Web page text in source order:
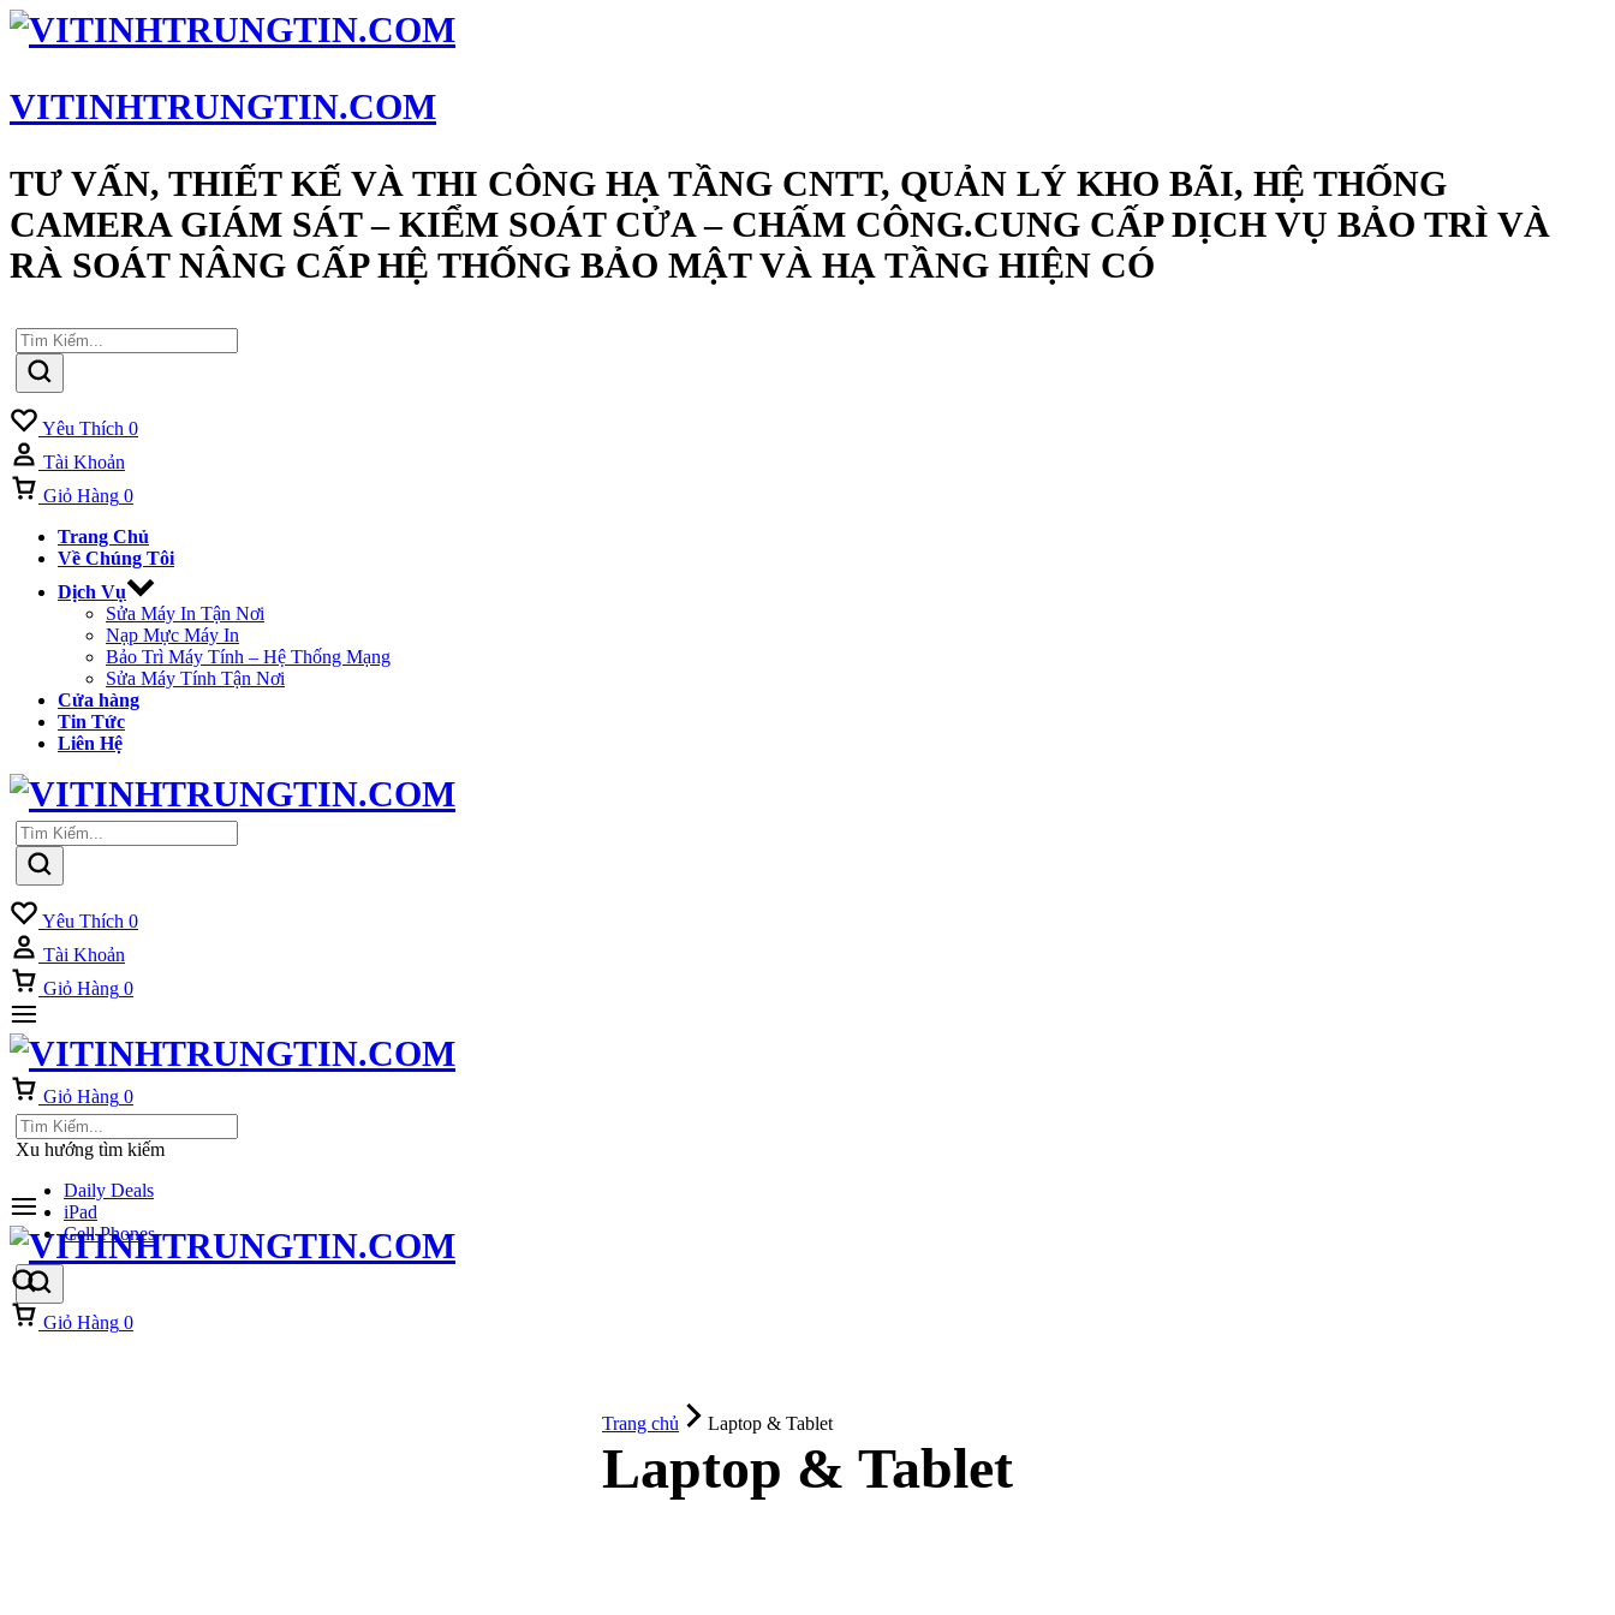
VITINHTRUNGTIN.COM
TƯ VẤN, THIẾT KẾ VÀ THI CÔNG HẠ TẦNG CNTT, QUẢN LÝ KHO BÃI, HỆ THỐNG
CAMERA GIÁM SÁT – KIỂM SOÁT CỬA – CHẤM CÔNG.CUNG CẤP DỊCH VỤ BẢO TRÌ VÀ
RÀ SOÁT NÂNG CẤP HỆ THỐNG BẢO MẬT VÀ HẠ TẦNG HIỆN CÓ
Yêu Thích 0
Tài Khoản
Giỏ Hàng 0
Trang Chủ
Về Chúng Tôi
Dịch Vụ
Sửa Máy In Tận Nơi
Nạp Mực Máy In
Bảo Trì Máy Tính – Hệ Thống Mạng
Sửa Máy Tính Tận Nơi
Cửa hàng
Tin Tức
Liên Hệ
Yêu Thích 0
Tài Khoản
Giỏ Hàng 0
Giỏ Hàng 0
Xu hướng tìm kiếm
Daily Deals
iPad
Cell Phones
Giỏ Hàng 0
Trang chủ Laptop & Tablet
Laptop & Tablet